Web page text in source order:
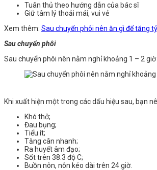
Tuân thủ theo hướng dẫn của bác sĩ
Giữ tâm lý thoải mái, vui vẻ
Xem thêm: Sau chuyển phôi nên ăn gì để tăng
Sau chuyển phôi
Sau chuyển phôi nên nằm nghỉ khoảng 1 – 2
Khi xuất hiện một trong các dấu hiệu sau, bạn
Khó thở;
Đau bụng;
Tiểu ít;
Tăng cân nhanh;
Ra huyết âm đạo;
Sốt trên 38.3 độ C;
Buồn nôn, nôn kéo dài trên 24 giờ.